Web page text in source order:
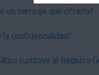
un mensaje que cifrarlo?
la confidencialidad?
sustituye al Registro